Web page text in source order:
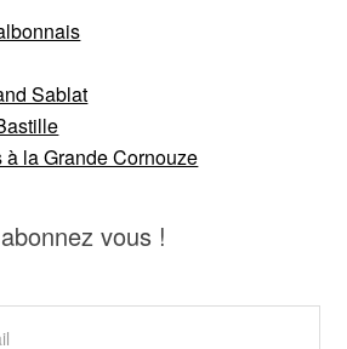
Sablat
la Grande Cornouze
vous !